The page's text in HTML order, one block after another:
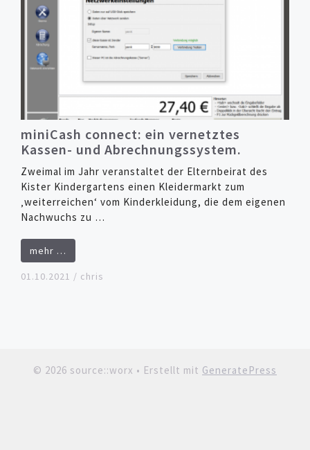
miniCash connect: ein vernetztes
Kassen- und Abrechnungssystem.
Zweimal im Jahr veranstaltet der Elternbeirat des
Kister Kindergartens einen Kleidermarkt zum
‚weiterreichen‘ vom Kinderkleidung, die dem eigenen
Nachwuchs zu …
mehr …
01.10.2021 / chris
© 2026 source::worx • Erstellt mit GeneratePress